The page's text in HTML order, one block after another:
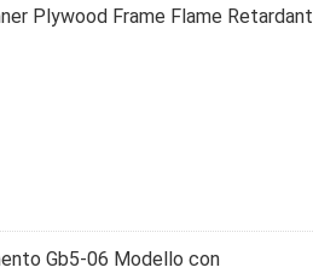
Plywood Frame Flame Retardant
Gb5-06 Modello con